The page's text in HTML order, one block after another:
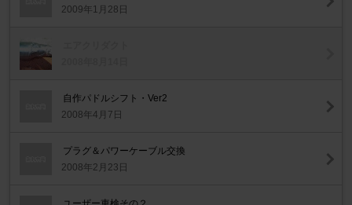
2009年1月28日
自作パドルシフト・Ver2
2008年4月7日
プラグ＆パワーケーブル交換
2008年2月23日